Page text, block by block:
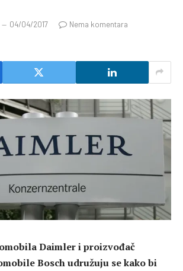
04/04/2017
Nema komentara
Daimler i proizvođač
Bosch udružuju se kako bi